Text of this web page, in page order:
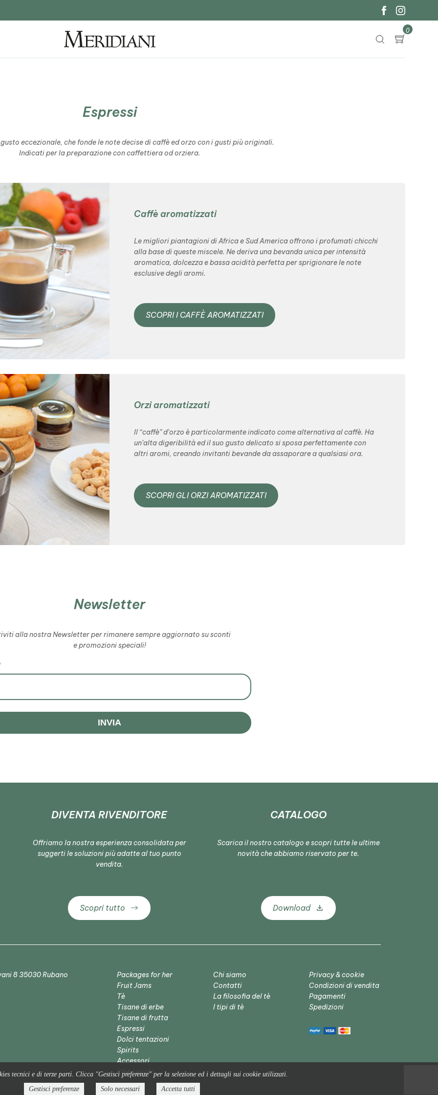
0
Espressi
gusto eccezionale, che fonde le note decise di caffè ed orzo con i gusti più originali.
Indicati per la preparazione con caffettiera od orziera.
Caffè aromatizzati
Le migliori piantagioni di Africa e Sud America offrono i profumati chicchi
alla base di queste miscele. Ne deriva una bevanda unica per intensità
aromatica, dolcezza e bassa acidità perfetta per sprigionare le note
esclusive degli aromi.
SCOPRI I CAFFÈ AROMATIZZATI
Orzi aromatizzati
Il “caffè” d’orzo è particolarmente indicato come alternativa al caffè. Ha
un’alta digeribilità ed il suo gusto delicato si sposa perfettamente con
altri aromi, creando invitanti bevande da assaporare a qualsiasi ora.
SCOPRI GLI ORZI AROMATIZZATI
Newsletter
alla nostra Newsletter per rimanere sempre aggiornato su sconti
e promozioni speciali!
INVIA
DIVENTA RIVENDITORE
Offriamo la nostra esperienza consolidata per
suggerti le soluzioni più adatte al tuo punto
vendita.
Scopri tutto
CATALOGO
Scarica il nostro catalogo e scopri tutte le ultime
novità che abbiamo riservato per te.
Download
8 35030 Rubano
Packages for her
Fruit Jams
Tè
Tisane di erbe
Tisane di frutta
Espressi
Dolci tentazioni
Spirits
Accessori
Idee regalo
Chi siamo
Contatti
La filosofia del tè
I tipi di tè
Privacy & cookie
Condizioni di vendita
Pagamenti
Spedizioni
tecnici e di terze parti. Clicca "Gestisci preferenze" per la selezione ed i dettagli sui cookie utilizzati.
Gestisci preferenze
Solo necessari Accetta tutti